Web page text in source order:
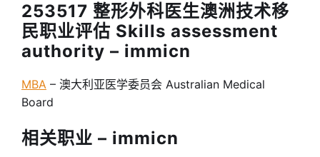
253517 整形外科医生澳洲技术移
民职业评估 Skills assessment
authority – immicn
MBA – 澳大利亚医学委员会 Australian Medical
Board
相关职业 – immicn